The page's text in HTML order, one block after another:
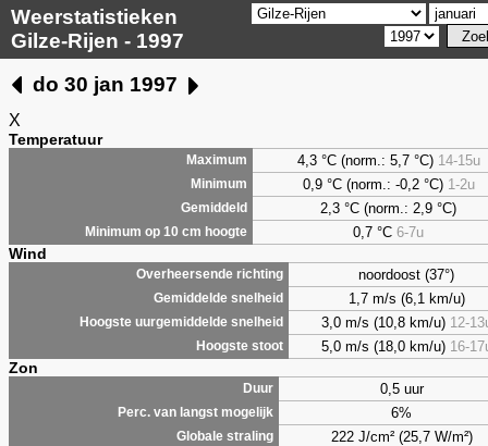
Weerstatistieken
Gilze-Rijen - 1997
do 30 jan 1997
X
Temperatuur
Maximum 4,3 °C (norm.: 5,7 °C) 14-15u
Minimum 0,9 °C (norm.: -0,2 °C) 1-2u
Gemiddeld 2,3 °C (norm.: 2,9 °C)
Minimum op 10 cm hoogte 0,7 °C 6-7u
Wind
Overheersende richting noordoost (37°)
Gemiddelde snelheid 1,7 m/s (6,1 km/u)
Hoogste uurgemiddelde snelheid 3,0 m/s (10,8 km/u) 12-
Hoogste stoot 5,0 m/s (18,0 km/u) 16-
Zon
Duur 0,5 uur
Perc. van langst mogelijk 6%
Globale straling 222 J/cm² (25,7 W/m²)